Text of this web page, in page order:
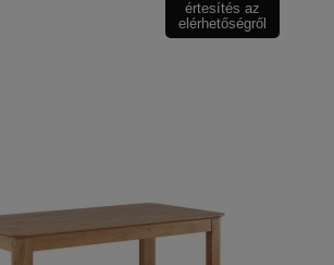
értesítés az
elérhetőségről